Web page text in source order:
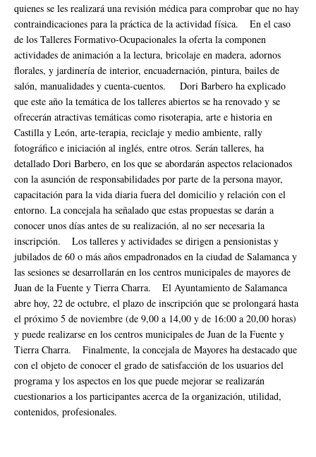
quienes se les realizará una revisión médica para comprobar que no hay
contraindicaciones para la práctica de la actividad física. En el caso
de los Talleres Formativo-Ocupacionales la oferta la componen
actividades de animación a la lectura, bricolaje en madera, adornos
florales, y jardinería de interior, encuadernación, pintura, bailes de
salón, manualidades y cuenta-cuentos. Dori Barbero ha explicado
que este año la temática de los talleres abiertos se ha renovado y se
ofrecerán atractivas temáticas como risoterapia, arte e historia en
Castilla y León, arte-terapia, reciclaje y medio ambiente, rally
fotográfico e iniciación al inglés, entre otros. Serán talleres, ha
detallado Dori Barbero, en los que se abordarán aspectos relacionados
con la asunción de responsabilidades por parte de la persona mayor,
capacitación para la vida diaria fuera del domicilio y relación con el
entorno. La concejala ha señalado que estas propuestas se darán a
conocer unos días antes de su realización, al no ser necesaria la
inscripción. Los talleres y actividades se dirigen a pensionistas y
jubilados de 60 o más años empadronados en la ciudad de Salamanca y
las sesiones se desarrollarán en los centros municipales de mayores de
Juan de la Fuente y Tierra Charra. El Ayuntamiento de Salamanca
abre hoy, 22 de octubre, el plazo de inscripción que se prolongará hasta
el próximo 5 de noviembre (de 9,00 a 14,00 y de 16:00 a 20,00 horas)
y puede realizarse en los centros municipales de Juan de la Fuente y
Tierra Charra. Finalmente, la concejala de Mayores ha destacado que
con el objeto de conocer el grado de satisfacción de los usuarios del
programa y los aspectos en los que puede mejorar se realizarán
cuestionarios a los participantes acerca de la organización, utilidad,
contenidos, profesionales.